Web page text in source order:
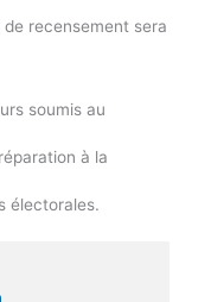
recensement sera
soumis au
à la
électorales.